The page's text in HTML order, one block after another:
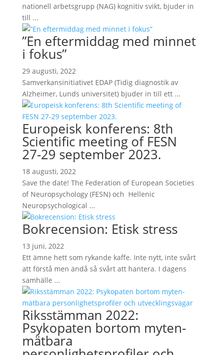
nationell arbetsgrupp (NAG) kognitiv svikt, bjuder in
till ...
”En eftermiddag med minnet
i fokus”
29 augusti, 2022
Samverkansinitiativet EDAP (Tidig diagnostik av
Alzheimer, Lunds universitet) bjuder in till ett ...
Europeisk konferens: 8th
Scientific meeting of FESN
27-29 september 2023.
18 augusti, 2022
Save the date! The Federation of European Societies
of Neuropsychology (FESN) och Hellenic
Neuropsychological ...
Bokrecension: Etisk stress
13 juni, 2022
Ett ämne hett som rykande kaffe. Inte nytt, inte svårt
att förstå men ändå så svårt att hantera. I dagens
samhälle ...
Riksstämman 2022:
Psykopaten bortom myten-
mätbara